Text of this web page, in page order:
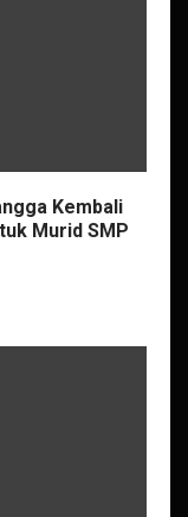
Kembali
Murid SMP